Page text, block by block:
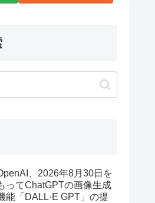
、2026年8月30日を
ってChatGPTの画像生成
能「DALL·E GPT」の提